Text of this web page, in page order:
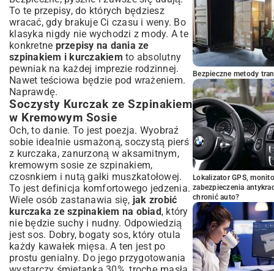
To te przepisy, do których będziesz
wracać, gdy brakuje Ci czasu i weny. Bo
klasyka nigdy nie wychodzi z mody. A te
konkretne przepisy na dania ze
szpinakiem i kurczakiem to absolutny
pewniak na każdej imprezie rodzinnej.
Nawet teściowa będzie pod wrażeniem.
Naprawdę.
Soczysty Kurczak ze Szpinakiem
w Kremowym Sosie
Och, to danie. To jest poezja. Wyobraź
sobie idealnie usmażoną, soczystą pierś
z kurczaka, zanurzoną w aksamitnym,
kremowym sosie ze szpinakiem,
czosnkiem i nutą gałki muszkatołowej.
To jest definicja komfortowego jedzenia.
Wiele osób zastanawia się, jak zrobić
kurczaka ze szpinakiem na obiad, który
nie będzie suchy i nudny. Odpowiedzią
jest sos. Dobry, bogaty sos, który otula
każdy kawałek mięsa. A ten jest po
prostu genialny. Do jego przygotowania
Bezpieczne metody
Lokalizator GPS,
zabezpieczenia
chronić auto?